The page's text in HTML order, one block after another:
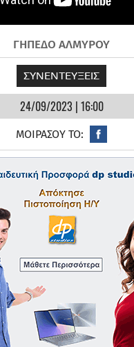
ΓΗΠΕΔΟ ΑΛΜΥΡΟΥ
ΣΥΝΕΝΤΕΥΞΕΙΣ
24/09/2023 | 16:00
ΜΟΙΡΑΣΟΥ ΤΟ: